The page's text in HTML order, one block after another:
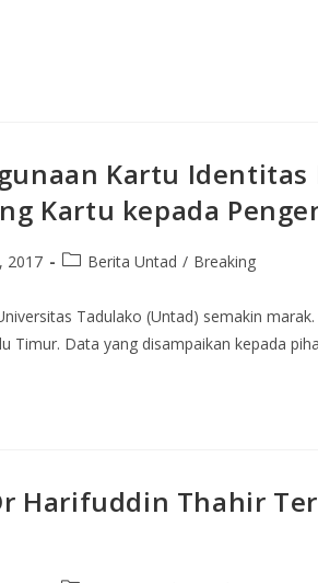
Kartu
Kartu kepada
2017 Berita Untad / Breaking
Tadulako (Untad) semakin
Timur. Data yang disampaikan kepada
Harifuddin Thahir